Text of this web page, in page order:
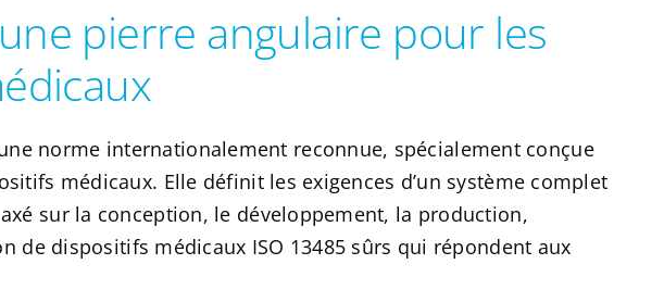
pierre angulaire pour les
norme internationalement reconnue, spécialement conçue
médicaux. Elle définit les exigences d’un système complet
sur la conception, le développement, la production,
de dispositifs médicaux ISO 13485 sûrs qui répondent aux